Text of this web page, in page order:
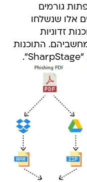
גורמים
אלו שנשלחו
זדוניות
התוכנות